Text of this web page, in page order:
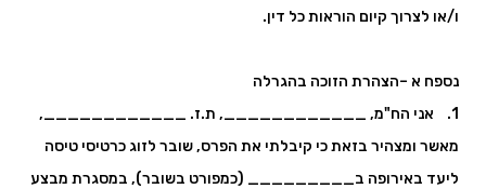
ו/או לצרוך קיום הוראות כל דין.
נספח א –הצהרת הזוכה בהגרלה
1. אני הח"מ, ____________, ת.ז. ____________,
מאשר ומצהיר בזאת כי קיבלתי את הפרס, שובר לזוג כרטיסי טיסה
ליעד באירופה ב_________ (כמפורט בשובר), במסגרת מבצע